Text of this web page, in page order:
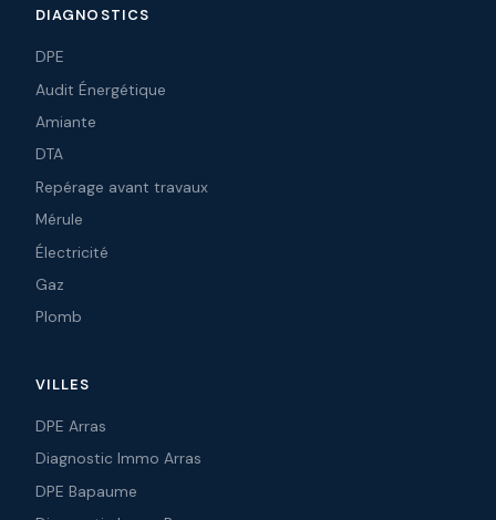
DIAGNOSTICS
DPE
Audit Énergétique
Amiante
DTA
Repérage avant travaux
Mérule
Électricité
Gaz
Plomb
VILLES
DPE Arras
Diagnostic Immo Arras
DPE Bapaume